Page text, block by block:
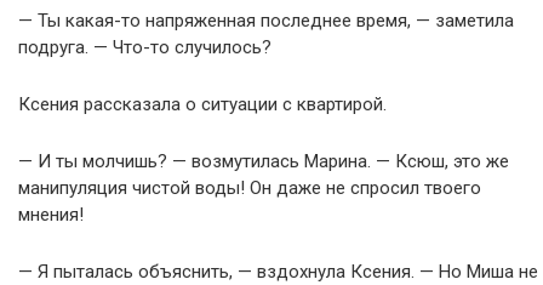
— Ты какая-то напряженная последнее время, — заметила
подруга. — Что-то случилось?
Ксения рассказала о ситуации с квартирой.
— И ты молчишь? — возмутилась Марина. — Ксюш, это же
манипуляция чистой воды! Он даже не спросил твоего
мнения!
— Я пыталась объяснить, — вздохнула Ксения. — Но Миша не